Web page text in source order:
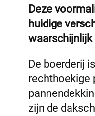
Deze
huidige
waarschijnlijk
De boerderij
rechthoekige
zijn de